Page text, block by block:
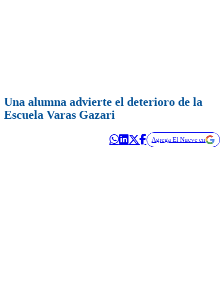
Una alumna advierte el deterioro de la
Escuela Varas Gazari
Agrega El Nueve en